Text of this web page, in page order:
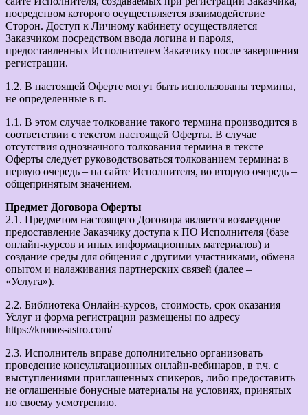
посредством которого осуществляется взаимодействие
Сторон. Доступ к Личному кабинету осуществляется
Заказчиком посредством ввода логина и пароля,
предоставленных Исполнителем Заказчику после завершения
регистрации.
1.2. В настоящей Оферте могут быть использованы термины,
не определенные в п.
1.1. В этом случае толкование такого термина производится в
соответствии с текстом настоящей Оферты. В случае
отсутствия однозначного толкования термина в тексте
Оферты следует руководствоваться толкованием термина: в
первую очередь – на сайте Исполнителя, во вторую очередь –
общепринятым значением.
Предмет Договора Оферты
2.1. Предметом настоящего Договора является возмездное
предоставление Заказчику доступа к ПО Исполнителя (базе
онлайн-курсов и иных информационных материалов) и
создание среды для общения с другими участниками, обмена
опытом и налаживания партнерских связей (далее –
«Услуга»).
2.2. Библиотека Онлайн-курсов, стоимость, срок оказания
Услуг и форма регистрации размещены по адресу
https://kronos-astro.com/
2.3. Исполнитель вправе дополнительно организовать
проведение консультационных онлайн-вебинаров, в т.ч. с
выступлениями приглашенных спикеров, либо предоставить
не оглашенные бонусные материалы на условиях, принятых
по своему усмотрению.